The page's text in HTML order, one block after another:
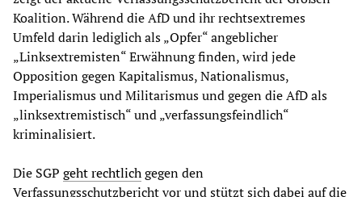
Koalition. Während die AfD und ihr rechtsextremes
Umfeld darin lediglich als „Opfer“ angeblicher
„Linksextremisten“ Erwähnung finden, wird jede
Opposition gegen Kapitalismus, Nationalismus,
Imperialismus und Militarismus und gegen die AfD als
„linksextremistisch“ und „verfassungsfeindlich“
kriminalisiert.
Die SGP geht rechtlichgegen den
Verfassungsschutzbericht vor und stützt sich dabei auf die